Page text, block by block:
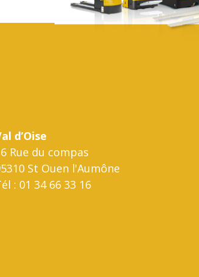
d’Oise
Rue du compas
St Ouen l'Aumône
: 01 34 66 33 16